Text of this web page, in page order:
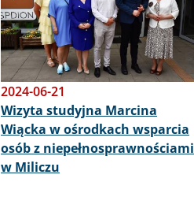
2024-06-21
Wizyta studyjna Marcina
Wiącka w ośrodkach wsparcia
osób z niepełnosprawnościami
w Miliczu